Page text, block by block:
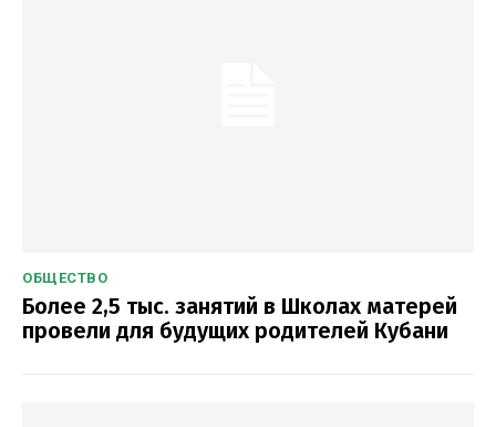
ОБЩЕСТВО
Более 2,5 тыс. занятий в Школах матерей
провели для будущих родителей Кубани